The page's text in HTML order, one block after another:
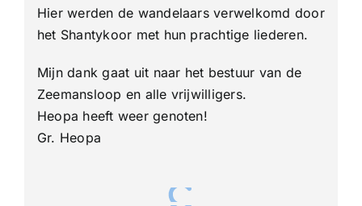
Hier werden de wandelaars verwelkomd door
het Shantykoor met hun prachtige liederen.
Mijn dank gaat uit naar het bestuur van de
Zeemansloop en alle vrijwilligers.
Heopa heeft weer genoten!
Gr. Heopa